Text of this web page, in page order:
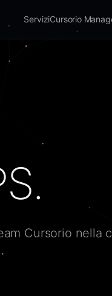
ServiziCursorio
Cursorio nella